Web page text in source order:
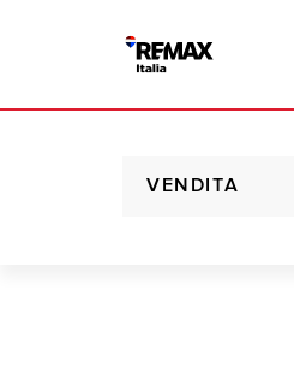
VENDITA